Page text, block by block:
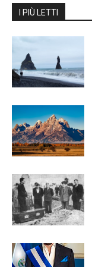
I PIÙ LETTI